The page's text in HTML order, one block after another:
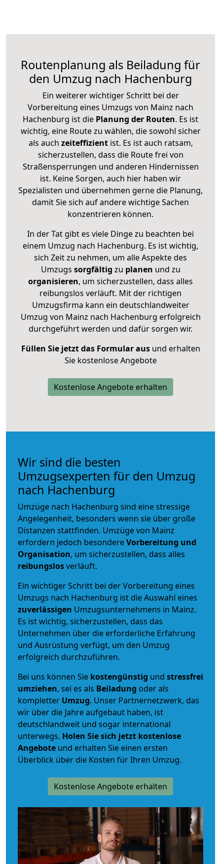
Routenplanung als Beiladung für
den Umzug nach Hachenburg
Ein weiterer wichtiger Schritt bei der
Vorbereitung eines Umzugs von Mainz nach
Hachenburg ist die Planung der Routen. Es ist
wichtig, eine Route zu wählen, die sowohl sicher
als auch zeiteffizientist. Es ist auch ratsam,
sicherzustellen, dass die Route frei von
Straßensperrungen und anderen Hindernissen
ist. Keine Sorgen, auch hier haben wir
Spezialisten und übernehmen gerne die Planung,
damit Sie sich auf andere wichtige Sachen
konzentrieren können.
In der Tat gibt es viele Dinge zu beachten bei
einem Umzug nach Hachenburg. Es ist wichtig,
sich Zeit zu nehmen, um alle Aspekte des
Umzugs sorgfältig zu planen und zu
organisieren, um sicherzustellen, dass alles
reibungslos verläuft. Mit der richtigen
Umzugsfirma kann ein deutschlandweiter
Umzug von Mainz nach Hachenburg erfolgreich
durchgeführt werden und dafür sorgen wir.
Füllen Sie jetzt das Formular ausund erhalten
Sie kostenlose Angebote
Kostenlose Angebote erhalten
Wir sind die besten
Umzugsexperten für den Umzug
nach Hachenburg
Umzüge nach Hachenburg sind eine stressige
Angelegenheit, besonders wenn sie über große
Distanzen stattfinden. Umzüge von Mainz
erfordern jedoch besondereVorbereitung und
Organisation, um sicherzustellen, dass alles
reibungslosverläuft.
Ein wichtiger Schritt bei der Vorbereitung eines
Umzugs nach Hachenburg ist die Auswahl eines
zuverlässigen Umzugsunternehmens in Mainz.
Es ist wichtig, sicherzustellen, dass das
Unternehmen über die erforderliche Erfahrung
und Ausrüstung verfügt, um den Umzug
erfolgreich durchzuführen.
Bei uns können Sie kostengünstig und stressfrei
umziehen, sei es als Beiladung oder als
kompletter Umzug. Unser Partnernetzwerk, das
wir über die Jahre aufgebaut haben, ist
deutschlandweit und sogar international
unterwegs. Holen Sie sich jetzt kostenlose
Angebote und erhalten Sie einen ersten
Überblick über die Kosten für Ihren Umzug.
Kostenlose Angebote erhalten